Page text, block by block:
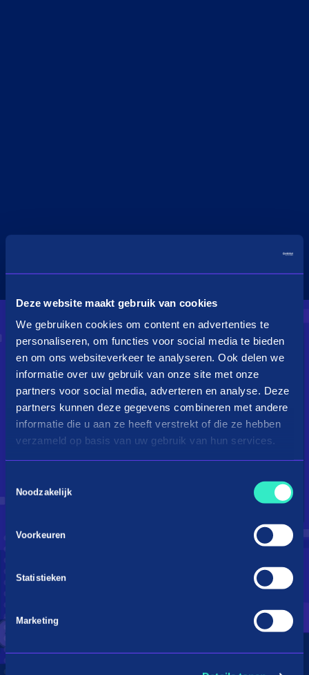
Deze website maakt gebruik van cookies
We gebruiken cookies om content en advertenties te
personaliseren, om functies voor social media te bieden
en om ons websiteverkeer te analyseren. Ook delen we
informatie over uw gebruik van onze site met onze
partners voor social media, adverteren en analyse. Deze
partners kunnen deze gegevens combineren met andere
informatie die u aan ze heeft verstrekt of die ze hebben
verzameld op basis van uw gebruik van hun services.
Noodzakelijk
Voorkeuren
Statistieken
Marketing
Droom je van een kingsize